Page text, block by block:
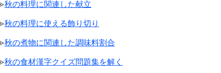
秋の料理に関連した献立
秋の料理に使える飾り切り
秋の煮物に関連した調味料割合
秋の食材漢字クイズ問題集を解く